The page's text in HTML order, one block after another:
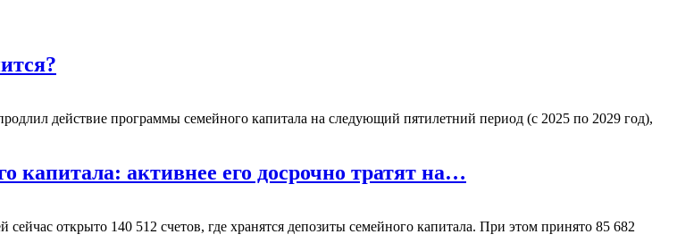
действие программы семейного капитала на следующий пятилетний период (с 2025 по 2029 год),
капитала: активнее его досрочно тратят на…
открыто 140 512 счетов, где хранятся депозиты семейного капитала. При этом принято 85 682